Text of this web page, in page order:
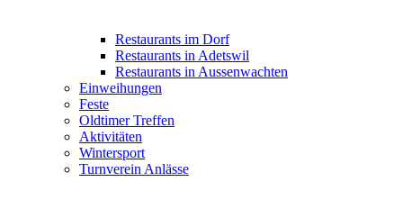
Restaurants im Dorf
Restaurants in Adetswil
Restaurants in Aussenwachten
Einweihungen
Feste
Oldtimer Treffen
Aktivitäten
Wintersport
Turnverein Anlässe